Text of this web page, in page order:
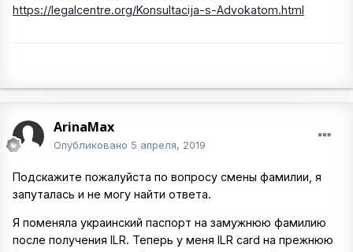
https://legalcentre.org/Konsultacija-s-Advokatom.html
ArinaMax
Опубликовано 5 апреля, 2019
Подскажите пожалуйста по вопросу смены фамилии, я
запуталась и не могу найти ответа.
Я поменяла украинский паспорт на замужнюю фамилию
после получения ILR. Теперь у меня ILR card на прежнюю